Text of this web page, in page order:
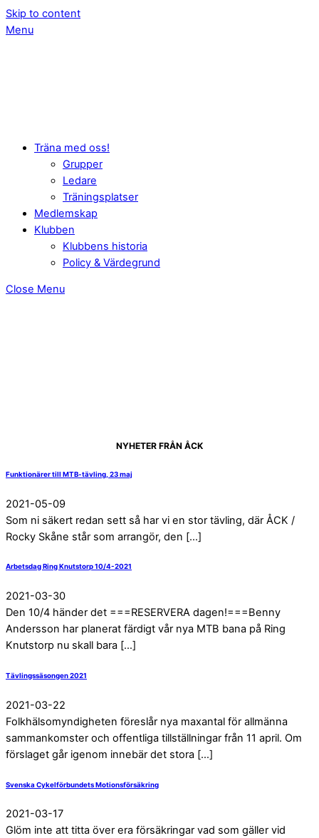
Skip to content
Menu
Träna med oss!
Grupper
Ledare
Träningsplatser
Medlemskap
Klubben
Klubbens historia
Policy & Värdegrund
Close Menu
NYHETER FRÅN ÅCK
Funktionärer till MTB-tävling, 23 maj
2021-05-09
Som ni säkert redan sett så har vi en stor tävling, där ÅCK /
Rocky Skåne står som arrangör, den […]
Arbetsdag Ring Knutstorp 10/4-2021
2021-03-30
Den 10/4 händer det ===RESERVERA dagen!===Benny
Andersson har planerat färdigt vår nya MTB bana på Ring
Knutstorp nu skall bara […]
Tävlingssäsongen 2021
2021-03-22
Folkhälsomyndigheten föreslår nya maxantal för allmänna
sammankomster och offentliga tillställningar från 11 april. Om
förslaget går igenom innebär det stora […]
Svenska Cykelförbundets Motionsförsäkring
2021-03-17
Glöm inte att titta över era försäkringar vad som gäller vid